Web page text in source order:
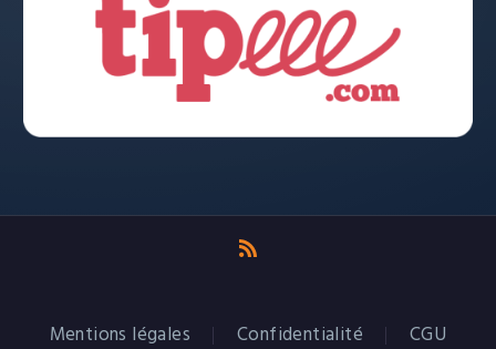
Mentions légales Confidentialité CGU